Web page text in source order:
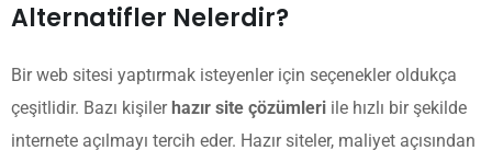
Alternatifler Nelerdir?
Bir web sitesi yaptırmak isteyenler için seçenekler oldukça
çeşitlidir. Bazı kişilerhazır site çözümleri ile hızlı bir şekilde
internete açılmayı tercih eder. Hazır siteler, maliyet açısından